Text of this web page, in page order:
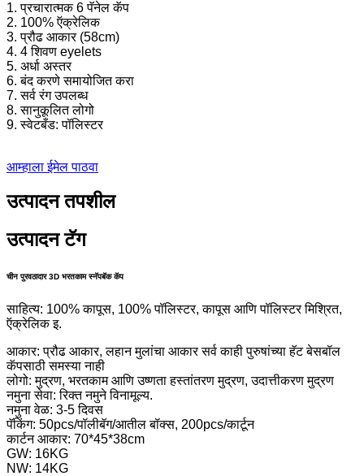
1. प्रचारात्मक 6 पॅनेल कॅप
2. 100% ऍक्रेलिक
3. प्रौढ आकार (58cm)
4. 4 शिवण eyelets
5. अर्धा अस्तर
6. बंद करणे समायोजित करा
7. सर्व रंग उपलब्ध
8. सानुकूलित लोगो
9. स्वेटबँड: पॉलिस्टर
आम्हाला ईमेल पाठवा
उत्पादन तपशील
उत्पादन टॅग
चीन पुरवठादार 3D भरतकाम स्नॅपबॅक कॅप
साहित्य: 100% कापूस, 100% पॉलिस्टर, कापूस आणि पॉलिस्टर मिश्रित,
ऍक्रेलिक इ.
आकार: प्रौढ आकार, लहान मुलांचा आकार सर्व काही पुरुषांच्या हॅट बेसबॉल
कॅपसाठी समस्या नाही
लोगो: मुद्रण, भरतकाम आणि उष्णता हस्तांतरण मुद्रण, उदात्तीकरण मुद्रण
नमुना सेवा: रिक्त नमुने विनामूल्य.
नमुना वेळ: 3-5 दिवस
पॅकिंग: 50pcs/पॉलीबॅग/आतील बॉक्स, 200pcs/कार्टून
कार्टन आकार: 70*45*38cm
GW: 16KG
NW: 14KG